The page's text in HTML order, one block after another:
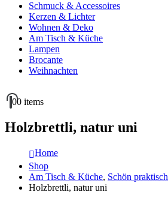
Schmuck & Accessoires
Kerzen & Lichter
Wohnen & Deko
Am Tisch & Küche
Lampen
Brocante
Weihnachten
00 items
Holzbrettli, natur uni
Home
Shop
Am Tisch & Küche, Schön praktisch
Holzbrettli, natur uni